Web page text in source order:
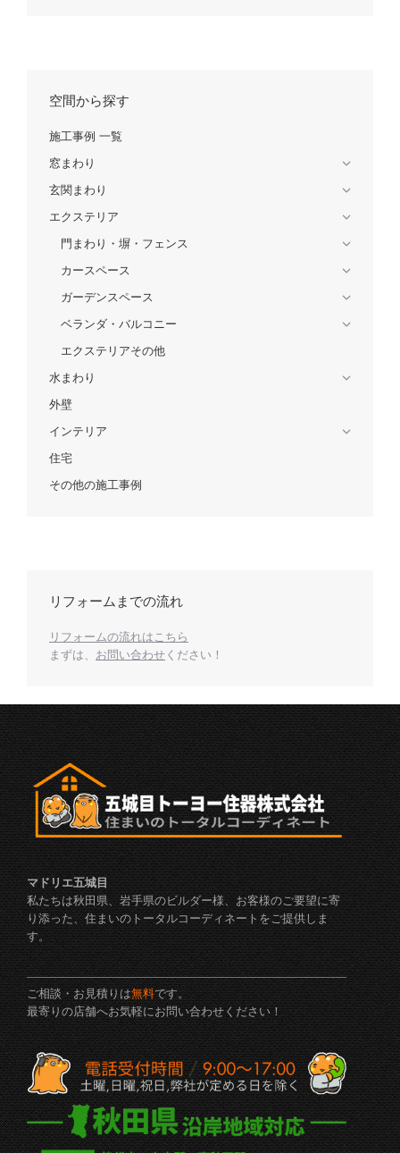
空間から探す
施工事例 一覧
窓まわり
玄関まわり
エクステリア
門まわり・塀・フェンス
カースペース
ガーデンスペース
ベランダ・バルコニー
エクステリアその他
水まわり
外壁
インテリア
住宅
その他の施工事例
リフォームまでの流れ
リフォームの流れはこちら
まずは、 お問い合わせ ください！
マドリエ五城目
私たちは秋田県、岩手県のビルダー様、お客様のご要望に寄
り添った、住まいのトータルコーディネートをご提供しま
す。
ご相談・お見積りは無料です。
最寄りの店舗へお気軽にお問い合わせください！